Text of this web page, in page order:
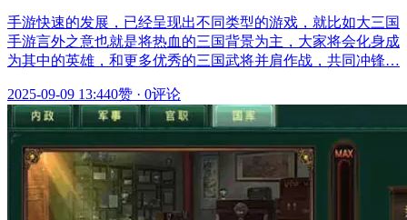
手游快速的发展，已经呈现出不同类型的游戏，就比如大三国
手游言外之意也就是将热血的三国背景为主，大家将会化身成
为其中的英雄，和更多优秀的三国武将并肩作战，共同冲锋…
2025-09-09 13:440赞 · 0评论